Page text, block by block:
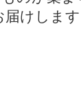
けします